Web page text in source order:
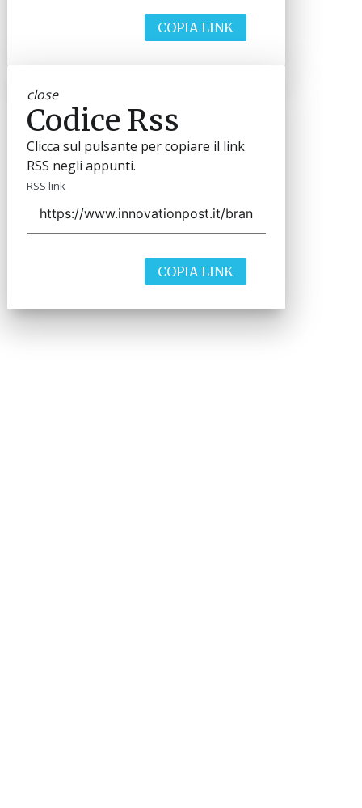
COPIA LINK
close
Codice Rss
Clicca sul pulsante per copiare il link
RSS negli appunti.
RSS link
COPIA LINK